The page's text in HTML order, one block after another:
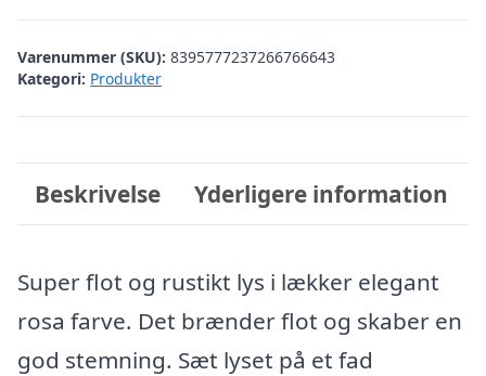
Varenummer (SKU): 8395777237266766643
Kategori: Produkter
Beskrivelse Yderligere information
Super flot og rustikt lys i lækker elegant
rosa farve. Det brænder flot og skaber en
god stemning. Sæt lyset på et fad